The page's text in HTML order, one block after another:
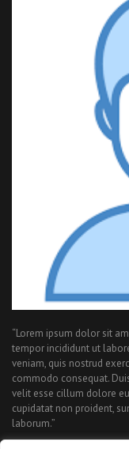
“Lorem ipsum dolor sit
tempor incididunt ut
veniam, quis nostrud
commodo consequat.
velit esse cillum dolore
cupidatat non proident,
laborum.”